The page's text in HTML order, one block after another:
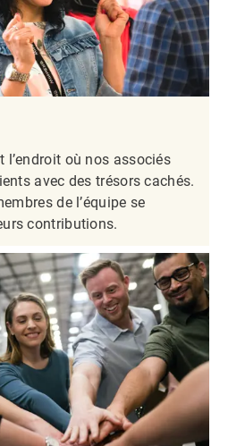
l’endroit où nos associés
avec des trésors cachés.
de l’équipe se
contributions.​​​​​​​